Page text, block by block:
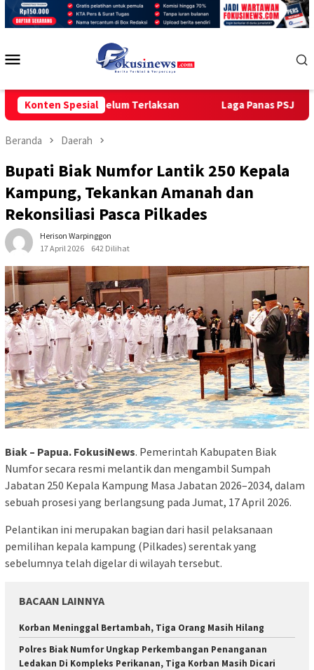
Loncat
Konten Spesial
Belum Terlaksan Laga Panas PSJ CUP 2026! Sempat
Beranda Daerah
Bupati Biak Numfor Lantik 250 Kepala
Kampung, Tekankan Amanah dan
Rekonsiliasi Pasca Pilkades
Herison Warpinggon
17 April 2026
642 Dilihat
Biak – Papua. FokusiNews. Pemerintah Kabupaten Biak
Numfor secara resmi melantik dan mengambil Sumpah
Jabatan 250 Kepala Kampung Masa Jabatan 2026–2034, dalam
sebuah prosesi yang berlangsung pada Jumat, 17 April 2026.
Pelantikan ini merupakan bagian dari hasil pelaksanaan
pemilihan kepala kampung (Pilkades) serentak yang
sebelumnya telah digelar di wilayah tersebut.
BACAAN LAINNYA
Korban Meninggal Bertambah, Tiga Orang Masih Hilang
Polres Biak Numfor Ungkap Perkembangan Penanganan
Ledakan Di Kompleks Perikanan, Tiga Korban Masih Dicari